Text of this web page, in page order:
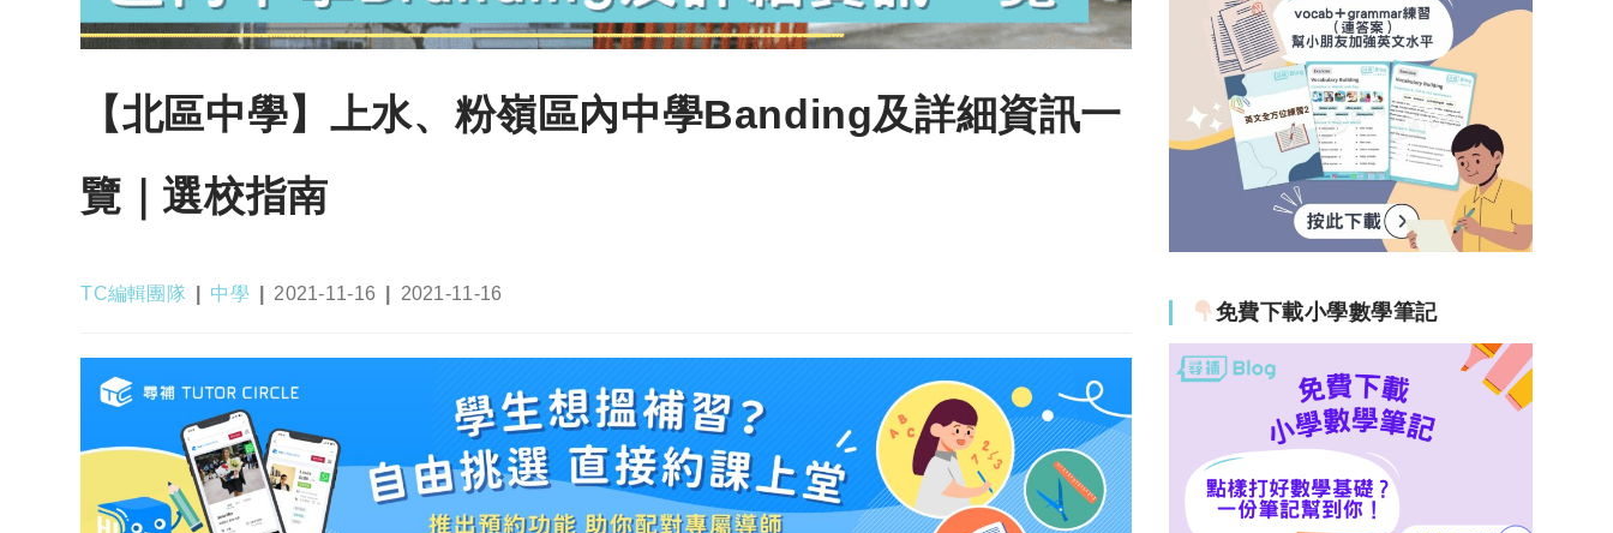
【北區中學】上水、粉嶺區內中學Banding及詳細資訊一
覽｜選校指南
Post
TC編輯團隊
Post
中學
Post
2021-11-16
Post
2021-11-16
免費下載小學數學筆記